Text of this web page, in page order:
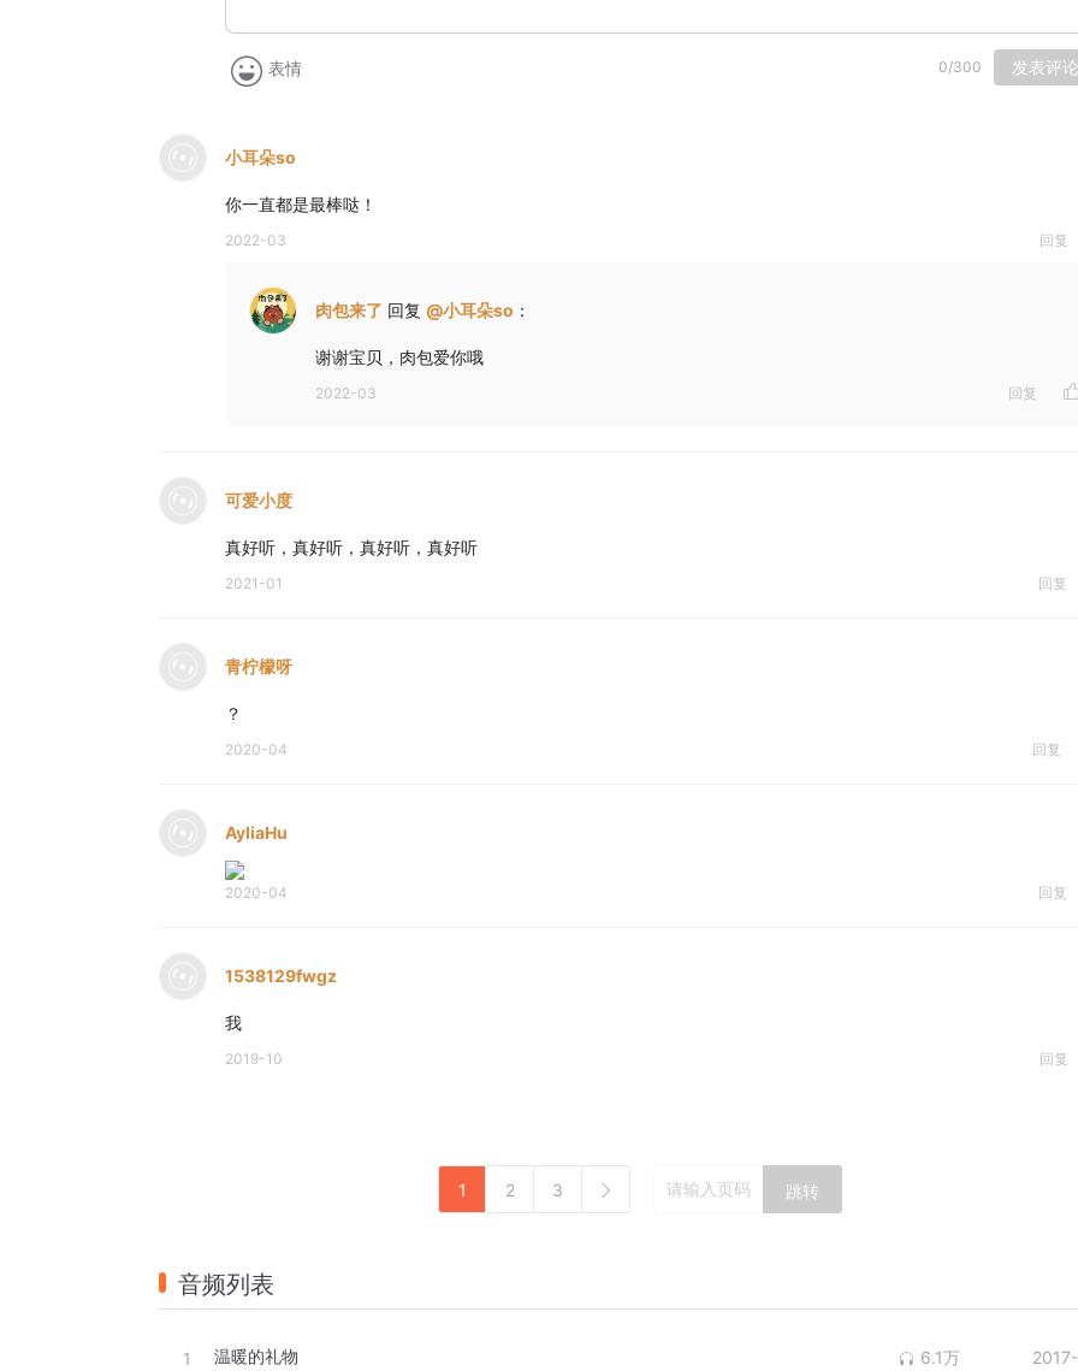
表情 0/300 发表评论
小耳朵so
你一直都是最棒哒！
2022-03 回复
肉包来了 回复 @小耳朵so ：
谢谢宝贝，肉包爱你哦
2022-03 回复
可爱小度
真好听，真好听，真好听，真好听
2021-01 回复
青柠檬呀
？
2020-04 回复
AyliaHu
2020-04 回复
1538129fwgz
我
2019-10 回复
1 2 3 跳转
音频列表
1 温暖的礼物 6.1万